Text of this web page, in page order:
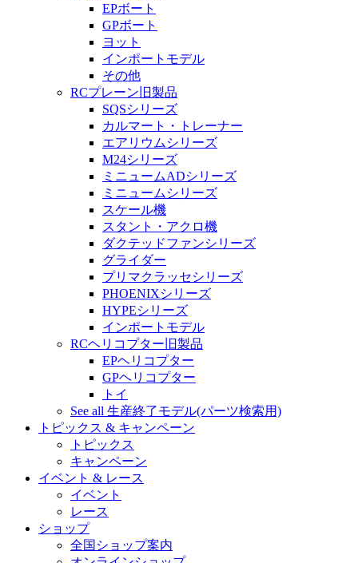
EPボート
GPボート
ヨット
インポートモデル
その他
RCプレーン旧製品
SQSシリーズ
カルマート・トレーナー
エアリウムシリーズ
M24シリーズ
ミニュームADシリーズ
ミニュームシリーズ
スケール機
スタント・アクロ機
ダクテッドファンシリーズ
グライダー
プリマクラッセシリーズ
PHOENIXシリーズ
HYPEシリーズ
インポートモデル
RCヘリコプター旧製品
EPヘリコプター
GPヘリコプター
トイ
See all 生産終了モデル(パーツ検索用)
トピックス & キャンペーン
トピックス
キャンペーン
イベント & レース
イベント
レース
ショップ
全国ショップ案内